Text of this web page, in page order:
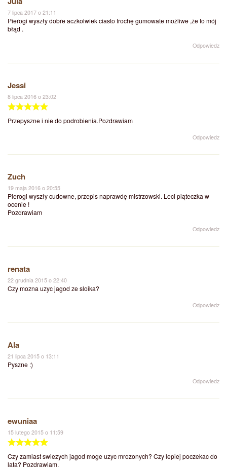
7 lipca 2017 o 21:11
Pierogi wyszły dobre aczkolwiek ciasto trochę gumowate możliwe ,że to mój
błąd .
Odpowiedz
Jessi
8 lipca 2016 o 23:02
Przepyszne i nie do podrobienia.Pozdrawiam
Odpowiedz
Zuch
19 maja 2016 o 20:55
Pierogi wyszły cudowne, przepis naprawdę mistrzowski. Leci piąteczka w
ocenie !
Pozdrawiam
Odpowiedz
renata
22 grudnia 2015 o 22:40
Czy mozna uzyc jagod ze sloika?
Odpowiedz
Ala
21 lipca 2015 o 13:11
Pyszne :)
Odpowiedz
ewuniaa
15 lutego 2015 o 11:59
Czy zamiast swiezych jagod moge uzyc mrozonych? Czy lepiej poczekac do
lata? Pozdrawiam.